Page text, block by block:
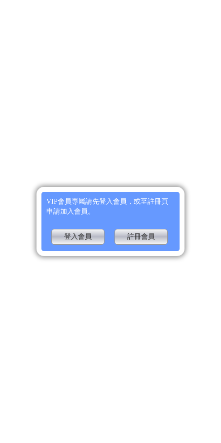
VIP會員專屬請先登入會員，或至註冊頁
申請加入會員。
登入會員 註冊會員